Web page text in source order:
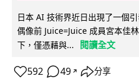
日本 AI 技術界近日出現了一個
偶像前 Juice=Juice 成員宮本佳
下，僅憑藉與...
閱讀全文
592 49 ↗ 分享